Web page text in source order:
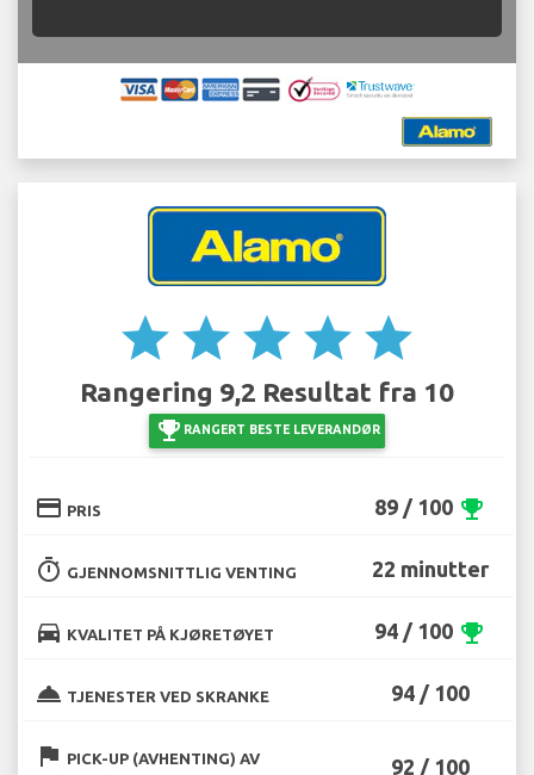
star star star star star
Rangering 9,2 Resultat fra 10
emoji_events RANGERT BESTE LEVERANDØR
credit_card PRIS 89 / 100 emoji_events
timer GJENNOMSNITTLIG VENTING 22 minutter
directions_car KVALITET PÅ KJØRETØYET 94 / 100 emoji_events
room_service TJENESTER VED SKRANKE 94 / 100
flag PICK-UP (AVHENTING) AV
92 / 100